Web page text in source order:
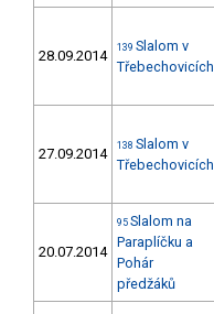
28.09.2014 139 Slalom v
Třebechovicích
27.09.2014 138 Slalom v
Třebechovicích
20.07.2014
95 Slalom na
Paraplíčku a
Pohár
předžáků